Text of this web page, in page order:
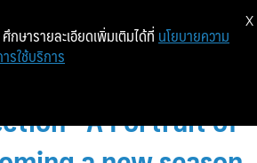
Pre-Spring
“A Portrait of
กษารายละเอียดเพิ่มเติมได้ที่ นโยบายความ
รใช้บริการ
X